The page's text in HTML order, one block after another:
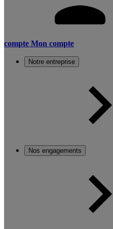
compte Mon compte
Notre entreprise
Nos engagements